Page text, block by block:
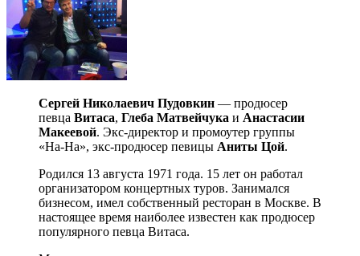
Сергей Николаевич Пудовкин — продюсер
певца Витаса, Глеба Матвейчука и Анастасии
Макеевой. Экс-директор и промоутер группы
«На-На», экс-продюсер певицы Аниты Цой.
Родился 13 августа 1971 года. 15 лет он работал
организатором концертных туров. Занимался
бизнесом, имел собственный ресторан в Москве. В
настоящее время наиболее известен как продюсер
популярного певца Витаса.